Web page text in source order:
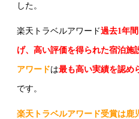
した。
楽天トラベルアワード過去1年
げ、高い評価を得られた宿泊施
アワードは最も高い実績を認め
です。
楽天トラベルアワード受賞は鹿